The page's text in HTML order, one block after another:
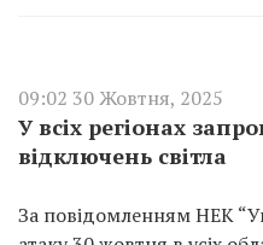
09:02 30 Жовтня, 2025
У всіх регіонах
відключень світла
За повідомленням НЕК